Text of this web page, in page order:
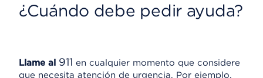
¿Cuándo debe pedir ayuda?
Llame al 911 en cualquier momento que considere
que necesita atención de urgencia. Por ejemplo,